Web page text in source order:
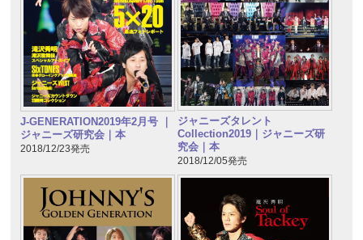
J-GENERATION2019年2月号 ｜
ジャニーズ研究会｜本
2018/12/23発売
ジャニーズタレント
Collection2019｜ジャニーズ研
究会｜本
2018/12/05発売